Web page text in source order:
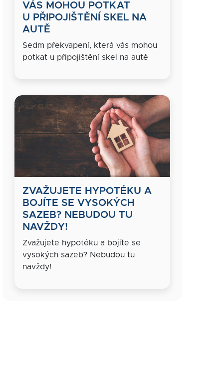
VÁS MOHOU POTKAT
U PŘIPOJIŠTĚNÍ SKEL NA
AUTĚ
Sedm překvapení, která vás mohou
potkat u připojištění skel na autě
ZVAŽUJETE HYPOTÉKU A
BOJÍTE SE VYSOKÝCH
SAZEB? NEBUDOU TU
NAVŽDY!
Zvažujete hypotéku a bojíte se
vysokých sazeb? Nebudou tu
navždy!